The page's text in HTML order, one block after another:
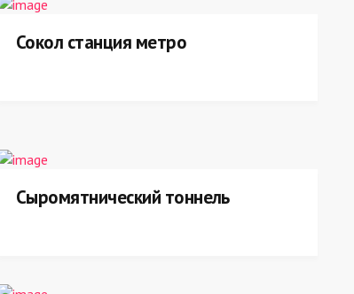
Сокол станция метро
Сыромятнический тоннель